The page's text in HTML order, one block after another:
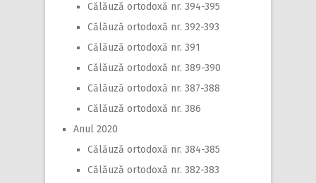
Călăuză ortodoxă nr. 394-395
Călăuză ortodoxă nr. 392-393
Călăuză ortodoxă nr. 391
Călăuză ortodoxă nr. 389-390
Călăuză ortodoxă nr. 387-388
Călăuză ortodoxă nr. 386
Anul 2020
Călăuză ortodoxă nr. 384-385
Călăuză ortodoxă nr. 382-383